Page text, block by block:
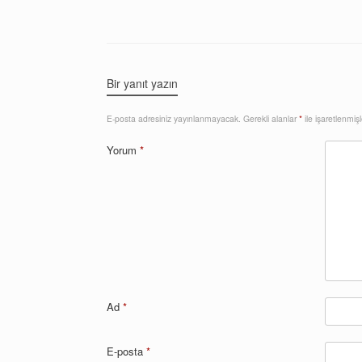
Bir yanıt yazın
E-posta adresiniz yayınlanmayacak. Gerekli alanlar* ile
Yorum *
Ad *
E-posta *